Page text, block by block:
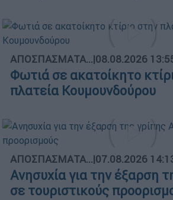
ΑΠΟΣΠΑΣΜΑΤΑ...|08.08.2026
Φωτιά σε ακατοίκητο
πλατεία Κουμουνδούρου
ΑΠΟΣΠΑΣΜΑΤΑ...|07.08.2026
Ανησυχία για την έξαρση
σε τουριστικούς